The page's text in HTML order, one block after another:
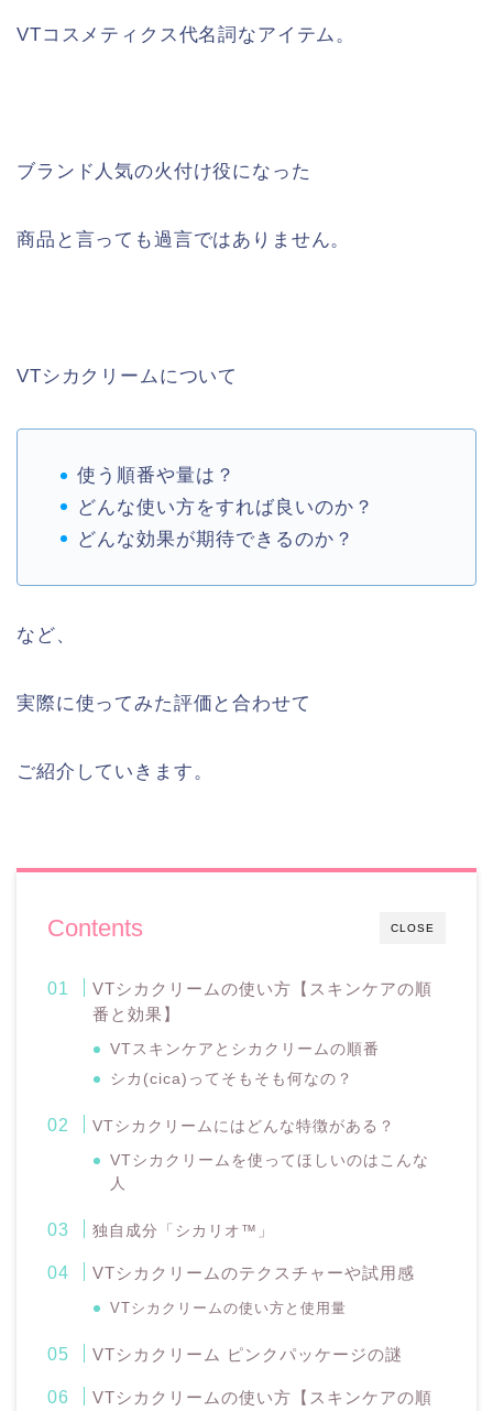
VTコスメティクス代名詞なアイテム。
ブランド人気の火付け役になった
商品と言っても過言ではありません。
VTシカクリームについて
使う順番や量は？
どんな使い方をすれば良いのか？
どんな効果が期待できるのか？
など、
実際に使ってみた評価と合わせて
ご紹介していきます。
CLOSE
Contents
VTシカクリームの使い方【スキンケアの順
番と効果】
VTスキンケアとシカクリームの順番
シカ(cica)ってそもそも何なの？
VTシカクリームにはどんな特徴がある？
VTシカクリームを使ってほしいのはこんな
人
独自成分「シカリオ™」
VTシカクリームのテクスチャーや試用感
VTシカクリームの使い方と使用量
VTシカクリーム ピンクパッケージの謎
VTシカクリームの使い方【スキンケアの順